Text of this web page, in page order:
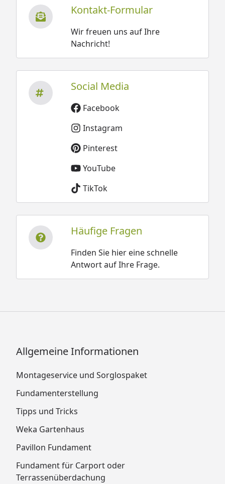
Kontakt-Formular
Wir freuen uns auf Ihre
Nachricht!
Social Media
Facebook
Instagram
Pinterest
YouTube
TikTok
Häufige Fragen
Finden Sie hier eine schnelle
Antwort auf Ihre Frage.
Allgemeine Informationen
Montageservice und Sorglospaket
Fundamenterstellung
Tipps und Tricks
Weka Gartenhaus
Pavillon Fundament
Fundament für Carport oder
Terrassenüberdachung